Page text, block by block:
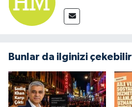
Bunlar da ilginizi çekebilir